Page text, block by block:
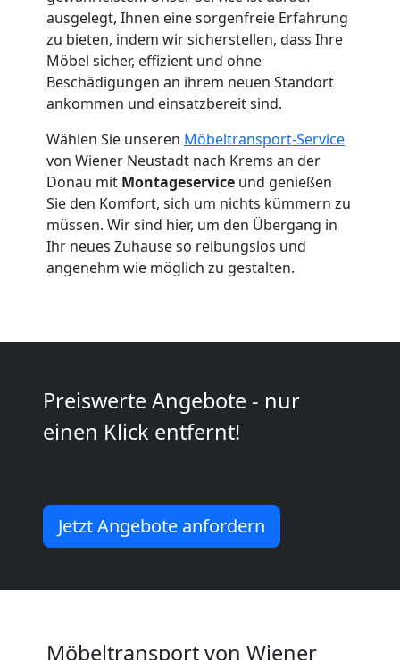
ausgelegt, Ihnen eine sorgenfreie Erfahrung
zu bieten, indem wir sicherstellen, dass Ihre
Möbel sicher, effizient und ohne
Beschädigungen an ihrem neuen Standort
ankommen und einsatzbereit sind.
Wählen Sie unseren Möbeltransport-Service
von Wiener Neustadt nach Krems an der
Donau mit Montageservice und genießen
Sie den Komfort, sich um nichts kümmern zu
müssen. Wir sind hier, um den Übergang in
Ihr neues Zuhause so reibungslos und
angenehm wie möglich zu gestalten.
Preiswerte Angebote - nur
einen Klick entfernt!
Jetzt Angebote anfordern
Möbeltransport von Wiener
Neustadt
Beiladung
Wiener
Neustadt
Mini
Neustadt